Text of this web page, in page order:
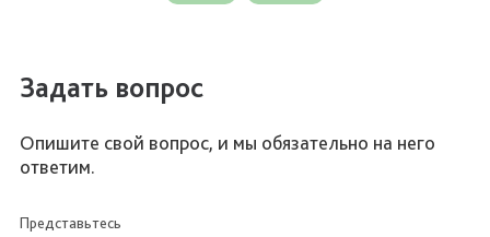
Задать вопрос
Опишите свой вопрос, и мы обязательно на него
ответим.
Представьтесь